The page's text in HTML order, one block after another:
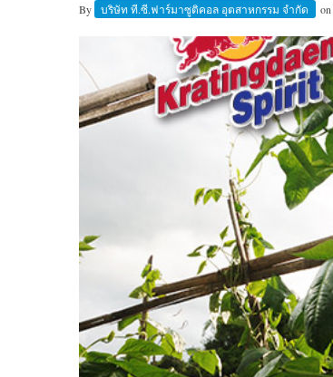
By บริษัท ที.ซี.ฟาร์มาซูติคอล อุตสาหกรรม จำกัด on